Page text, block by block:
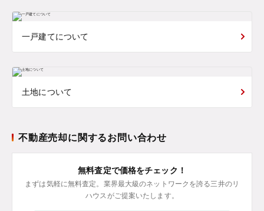
一戸建てについて
土地について
不動産売却に関するお問い合わせ
無料査定で価格をチェック！
まずは気軽に無料査定。業界最大級のネットワークを誇る三井のリ
ハウスがご提案いたします。